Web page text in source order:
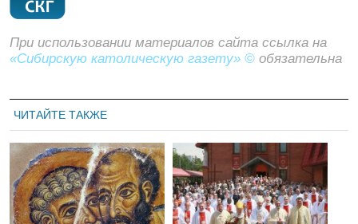
При использовании материалов сайта ссылка на
«Сибирскую католическую газету» © обязательна
ЧИТАЙТЕ ТАКЖЕ